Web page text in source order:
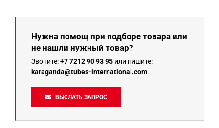
Нужна помощ при подборе товара или
не нашли нужный товар?
Звоните:+7 7212 90 93 95или пишите:
karaganda@tubes-international.com
ВЫСЛАТЬ ЗАПРОС